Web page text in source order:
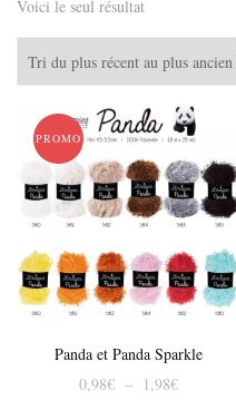
Voici le seul résultat
PROMO !
Panda et Panda Sparkle
0,98€ – 1,98€Plage